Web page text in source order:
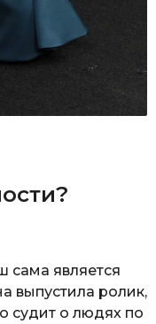
является
выпустила ролик,
судит о людях по